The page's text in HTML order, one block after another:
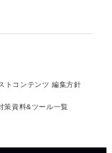
トコンテンツ 編集方針
策資料&ツール一覧